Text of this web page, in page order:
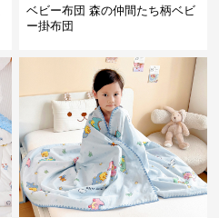
ベビー布団 森の仲間たち柄ベビ
ー掛布団